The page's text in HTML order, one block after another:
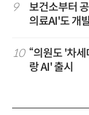
9
보건소부터
의료AI'도 개
10 “의원도 '차
랑 AI' 출시